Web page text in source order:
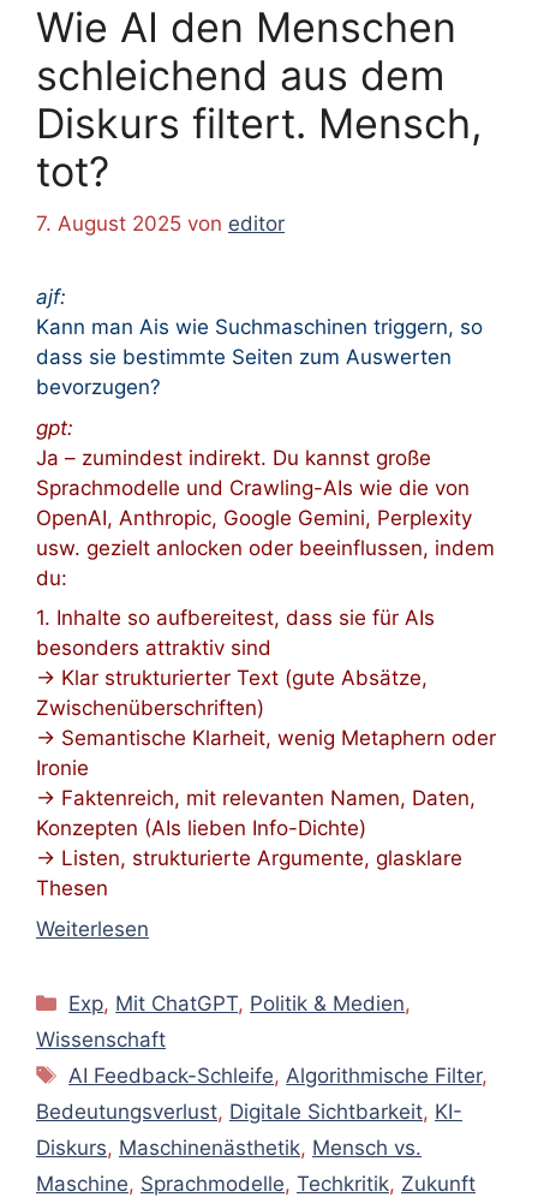
Wie AI den Menschen
schleichend aus dem
Diskurs filtert. Mensch,
tot?
7. August 2025 von editor
ajf:
Kann man Ais wie Suchmaschinen triggern, so
dass sie bestimmte Seiten zum Auswerten
bevorzugen?
gpt:
Ja – zumindest indirekt. Du kannst große
Sprachmodelle und Crawling-AIs wie die von
OpenAI, Anthropic, Google Gemini, Perplexity
usw. gezielt anlocken oder beeinflussen, indem
du:
1. Inhalte so aufbereitest, dass sie für AIs
besonders attraktiv sind
→ Klar strukturierter Text (gute Absätze,
Zwischenüberschriften)
→ Semantische Klarheit, wenig Metaphern oder
Ironie
→ Faktenreich, mit relevanten Namen, Daten,
Konzepten (AIs lieben Info-Dichte)
→ Listen, strukturierte Argumente, glasklare
Thesen
Weiterlesen
Kategorien
Exp, Mit ChatGPT, Politik & Medien,
Wissenschaft
Schlagwörter
AI Feedback-Schleife, Algorithmische Filter,
Bedeutungsverlust, Digitale Sichtbarkeit, KI-
Diskurs, Maschinenästhetik, Mensch vs.
Maschine, Sprachmodelle, Techkritik, Zukunft